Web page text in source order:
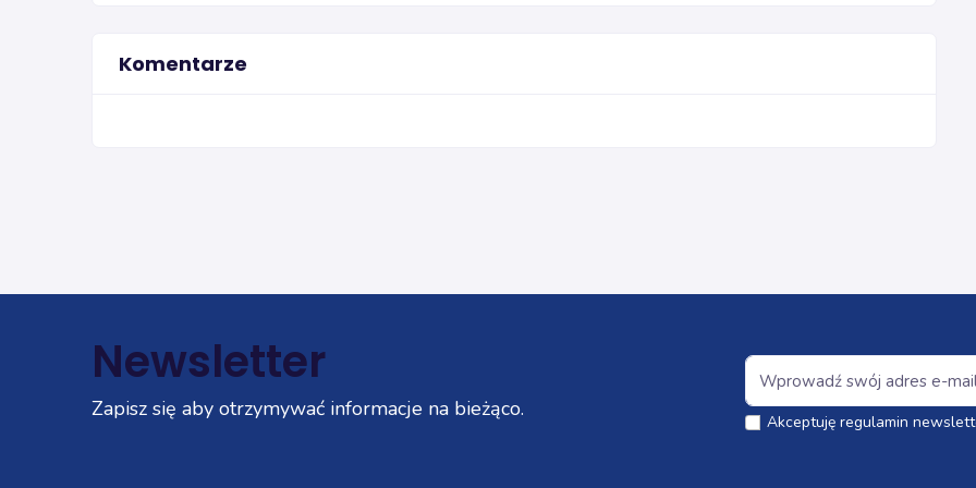
Komentarze
Newsletter
Zapisz się aby otrzymywać informacje na bieżąco.
Akceptuję regulamin